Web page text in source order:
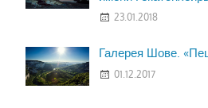
23.01.2018
Галерея Шове.
01.12.2017